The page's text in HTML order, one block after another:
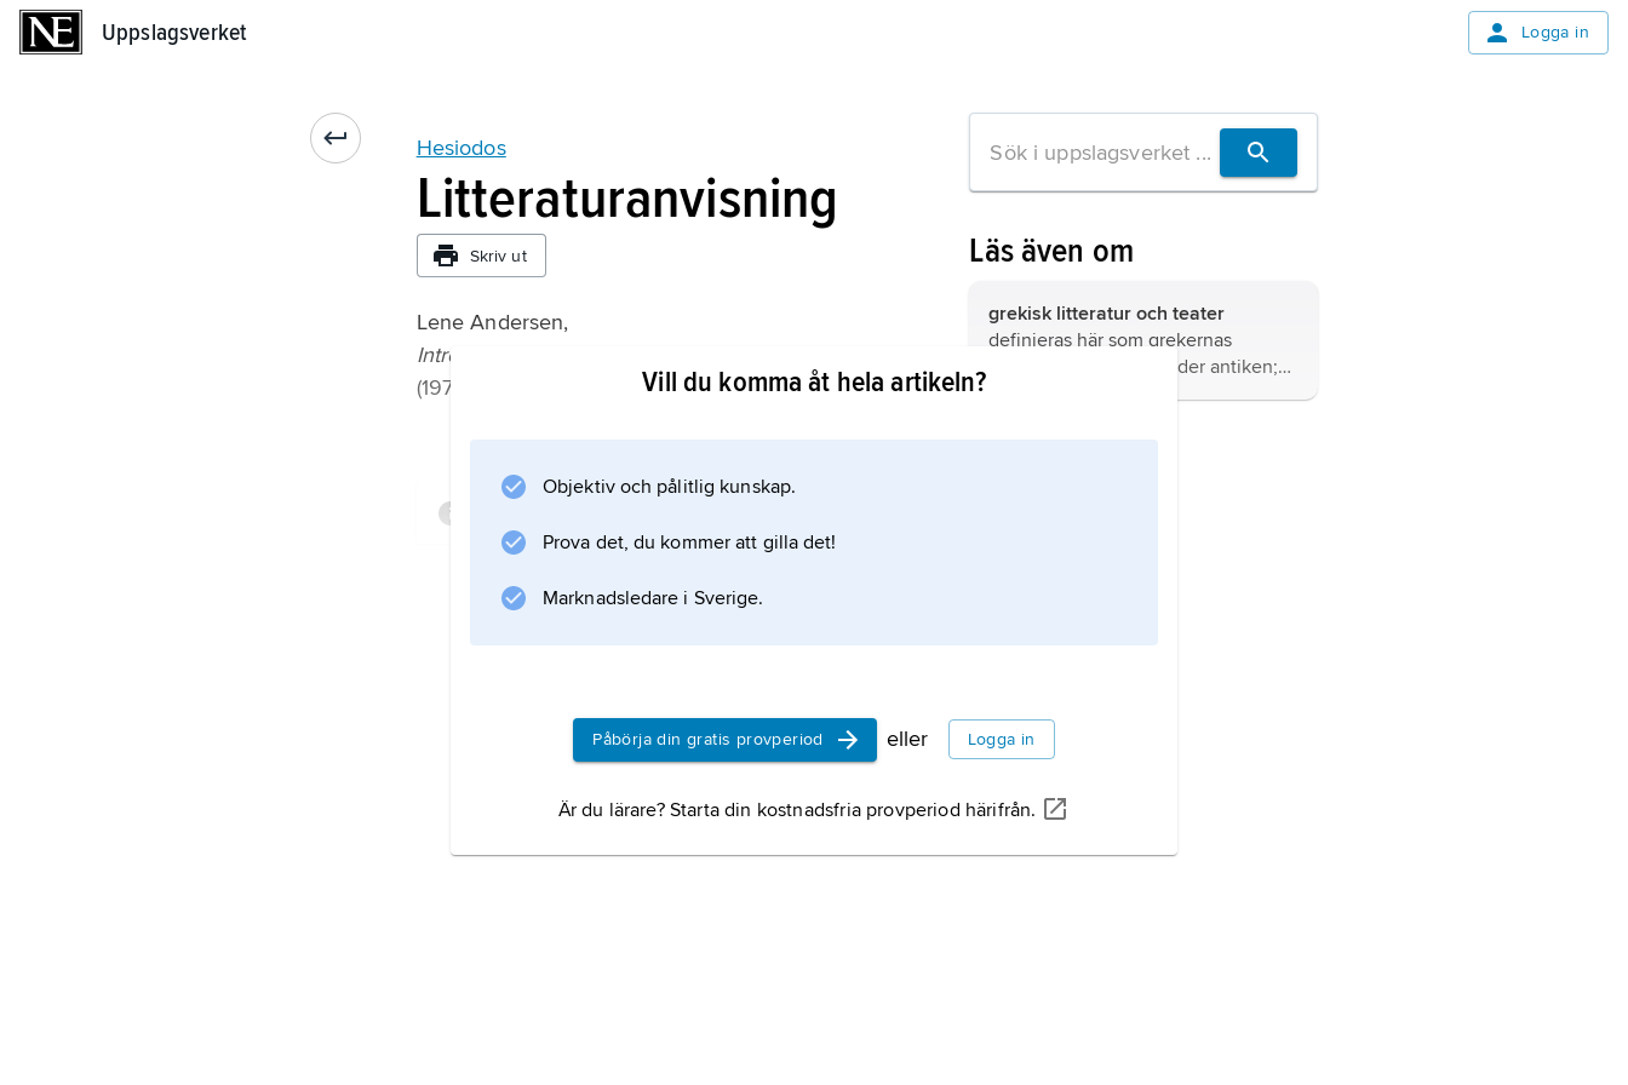
Uppslagsverket Logga in
Hesiodos
Litteraturanvisning
Skriv ut
Lene Andersen,
Introduktion til Hesiod
(1977);
Vill du komma åt hela artikeln?
Objektiv och pålitlig kunskap.
Prova det, du kommer att gilla det!
Marknadsledare i Sverige.
Påbörja din gratis provperiod eller Logga in
Är du lärare? Starta din kostnadsfria provperiod härifrån.
Läs även om
grekisk litteratur och teater
definieras här som grekernas
litteratur och teater under antiken;
för senare perioder, seGrekland